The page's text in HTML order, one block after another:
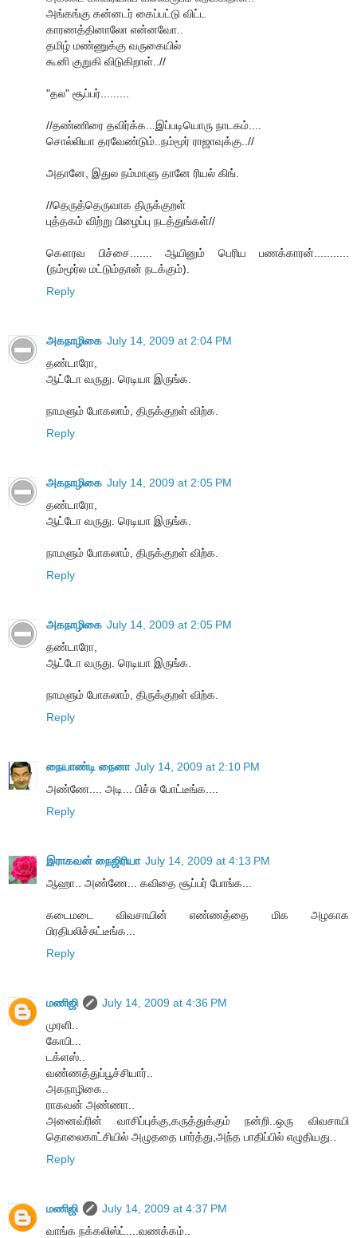
அங்கங்கு கன்னடர் கைப்பட்டு விட்ட
காரணத்தினாலோ என்னவோ..
தமிழ் மண்ணுக்கு வருகையில்
கூனி குறுகி விடுகிறாள்..//
"தல" சூப்பர்.........
//தண்ணிரை தவிர்க்க...இப்படியொரு நாடகம்....
சொல்லியா தரவேண்டும்..நம்மூர் ராஜாவுக்கு..//
அதானே, இதுல நம்மாளு தானே ரியல் கிங்.
//தெருத்தெருவாக திருக்குறள்
புத்தகம் விற்று பிழைப்பு நடத்துங்கள்//
கௌரவ பிச்சை....... ஆயினும் பெரிய பணக்காரன்...........
(நம்மூர்ல மட்டும்தான் நடக்கும்).
Reply
அகநாழிகை July 14, 2009 at 2:04 PM
தண்டாரோ,
ஆட்டோ வருது. ரெடியா இருங்க.
நாமளும் போகலாம், திருக்குறள் விற்க.
Reply
அகநாழிகை July 14, 2009 at 2:05 PM
தண்டாரோ,
ஆட்டோ வருது. ரெடியா இருங்க.
நாமளும் போகலாம், திருக்குறள் விற்க.
Reply
அகநாழிகை July 14, 2009 at 2:05 PM
தண்டாரோ,
ஆட்டோ வருது. ரெடியா இருங்க.
நாமளும் போகலாம், திருக்குறள் விற்க.
Reply
நையாண்டி நைனா July 14, 2009 at 2:10 PM
அண்ணே.... அடி... பிச்சு போட்டீங்க....
Reply
இராகவன் நைஜிரியா July 14, 2009 at 4:13 PM
ஆஹா.. அண்ணே... கவிதை சூப்பர் போங்க...
கடைமடை விவசாயின் எண்ணத்தை மிக அழகாக
பிரதிபலிச்சுட்டீங்க...
Reply
மணிஜி
July 14, 2009 at 4:36 PM
முரளி..
கோபி...
டக்ளஸ்..
வண்ணத்துப்பூச்சியார்..
அகநாழிகை..
ராகவன் அண்ணா..
அனைவ்ரின் வாசிப்புக்கு,கருத்துக்கும் நன்றி..ஒரு விவசாயி
தொலைகாட்சியில் அழுததை பார்த்து,அந்த பாதிப்பில் எழுதியது..
Reply
மணிஜி
July 14, 2009 at 4:37 PM
வாங்க நக்கலிஸ்ட்....வணக்கம்..